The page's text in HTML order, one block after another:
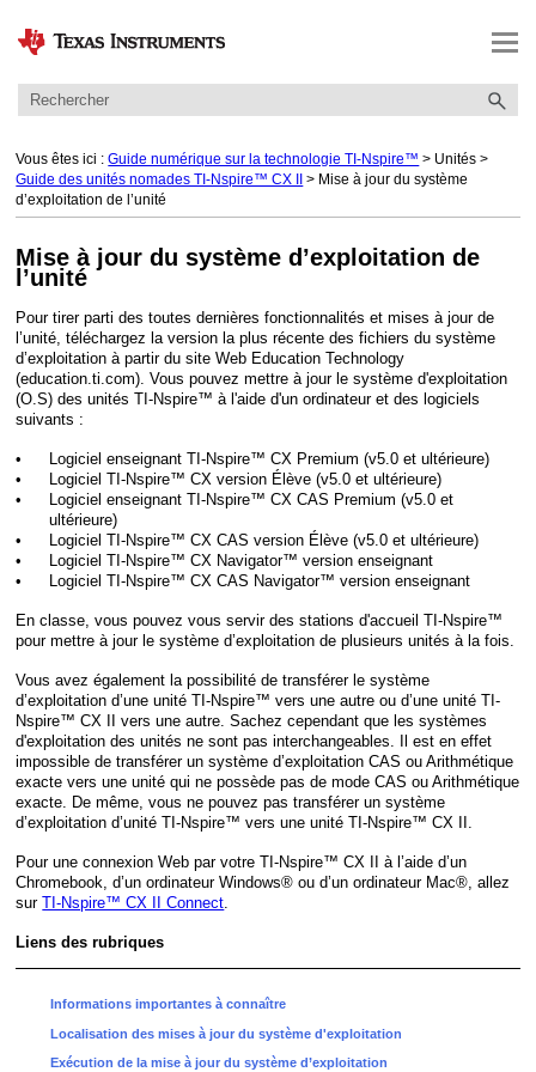
Passer au contenu principal
Vous êtes ici : Guide numérique sur la technologie TI-Nspire™ > Unités >
Guide des unités nomades TI-Nspire™ CX II
> Mise à jour du système
d’exploitation de l’unité
Mise à jour du système d’exploitation de
l’unité
Pour tirer parti des toutes dernières fonctionnalités et mises à jour de
l’unité,téléchargez la version la plus récente des fichiers du système
d’exploitation à partir du site Web Education Technology
(education.ti.com). Vous pouvez mettre à jour le système d'exploitation
(O.S) des unités TI-Nspire™ à l'aide d'un ordinateur et des logiciels
suivants :
•
Logiciel enseignant TI-Nspire™ CX Premium (v5.0 et ultérieure)
•
Logiciel TI-Nspire™ CX version Élève (v5.0 et ultérieure)
•
Logiciel enseignant TI-Nspire™ CX CAS Premium (v5.0 et
ultérieure)
•
Logiciel TI-Nspire™ CX CAS version Élève (v5.0 et ultérieure)
•
Logiciel TI-Nspire™ CX Navigator™ version enseignant
•
Logiciel TI-Nspire™ CX CAS Navigator™ version enseignant
En classe, vous pouvez vous servir des stations d'accueil TI-Nspire™
pour mettre à jour le système d’exploitation de plusieurs unités à la fois.
Vous avez également la possibilité de transférer le système
d’exploitation d’une unité TI-Nspire™ vers une autre ou d’une unité TI-
Nspire™ CX II vers une autre. Sachez cependant que les systèmes
d'exploitation des unités ne sont pas interchangeables. Il est en effet
impossible de transférer un système d’exploitation CAS ou Arithmétique
exacte vers une unité qui ne possède pas de mode CAS ou Arithmétique
exacte. De même, vous ne pouvez pas transférer un système
d’exploitation d’unité TI-Nspire™ vers une unité TI-Nspire™ CX II.
Pour une connexion Web par votre TI-Nspire™ CX II à l’aide d’un
Chromebook, d’un ordinateur Windows® ou d’un ordinateur Mac®, allez
surTI-Nspire™ CX II Connect.
Liens des rubriques
Informations importantes à connaître
Localisation des mises à jour du système d'exploitation
Exécution de la mise à jour du système d’exploitation